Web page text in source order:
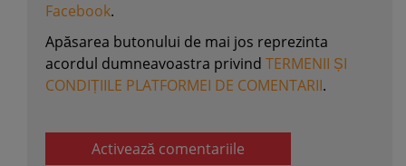
Facebook.
Apăsarea butonului de mai jos reprezinta
acordul dumneavoastra privind TERMENII ȘI
CONDIȚIILE PLATFORMEI DE COMENTARII.
Activează comentariile